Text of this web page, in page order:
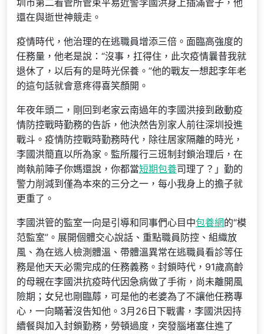
圳市第二看管所管束平易近警李國洪身上插滿管子，他
還在與逝世神競走。
疫情時代，他治理的在逃職員增添三倍。面臨高強度的
任務量，他老是說：“沒事，扛得住，此次疫情曩昔我就
退休了，以后有的是時光保養。”他的戰友一想起李年老
的這句話就會意疼得喜笑顏開。
年夜年頭二，剛回到老家云南過年的李國洪接到啟動疫
情防控戰時勤務的告訴，他決然告別家人前往深圳投進
戰斗。疫情防控戰時勤務時代，除往居家隔離的時光，
李國洪簡直以所為家。監所履行三班制封鎖治理后，在
崗執前陣子你媽還說，你都當短期包養司理了？」勤的
警力削減到僅為本來的三分之一，每小我身上的擔子就
更重了。
李國洪管的監室一向是引導和同事們心目中包養網的“模
范監室”。展開個體交心說話、重點職員防控、組織放
風、為在逃人檢測體溫、帶體溫異常在逃職員看診等任
務是他天天必需完成的任務義務。封鎖時代，91歲高齡
的母親在李國洪抗疫時代因急病做了手術，尚未離開風
險期；女兒也剛臨蓐，可是他的老婆為了不讓他任務專
心，一向瞞著沒告知他。3月26日下戰書，李國洪因持
續餐與加入封鎖勤務，勞頓過度，突發腦堵塞住進了